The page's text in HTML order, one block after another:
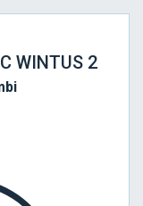
WINTUS 2